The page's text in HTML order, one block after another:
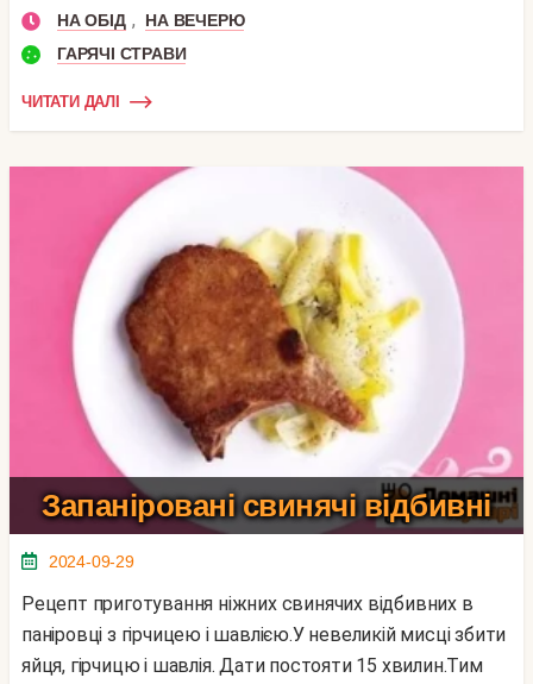
НА ОБІД ,
НА ВЕЧЕРЮ
ГАРЯЧІ СТРАВИ
ЧИТАТИ ДАЛІ
Запаніровані свинячі відбивні
2024-09-29
Рецепт приготування ніжних свинячих відбивних в
паніровці з гірчицею і шавлією.У невеликій мисці збити
яйця, гірчицю і шавлія. Дати постояти 15 хвилин.Тим